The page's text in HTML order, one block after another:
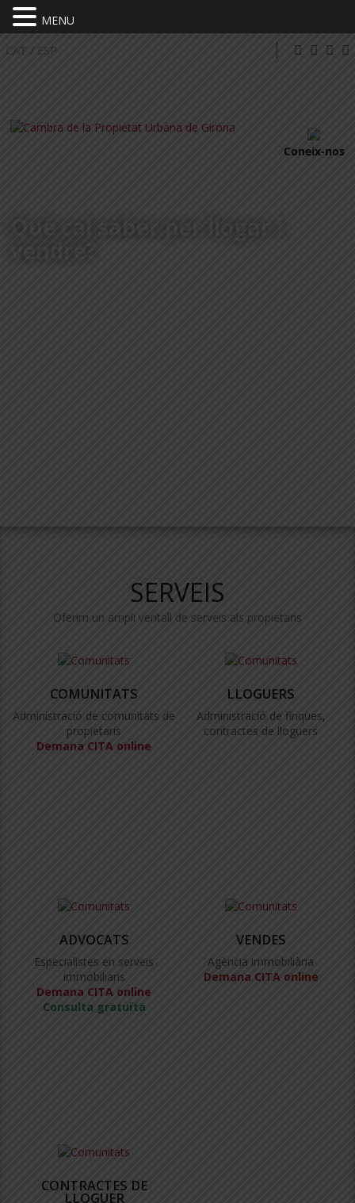
CAT / ESP
Coneix-nos
Què cal saber per llogar i
vendre?
SERVEIS
Oferim un ampli ventall de serveis als propietaris
COMUNITATS
Administració de comunitats de
propietaris
Demana CITA online
LLOGUERS
Administració de finques,
contractes de lloguers
ADVOCATS
Especialistes en serveis
immobiliaris
Demana CITA online
Consulta gratuïta
VENDES
Agència immobiliària
Demana CITA online
CONTRACTES DE
LLOGUER
MENU